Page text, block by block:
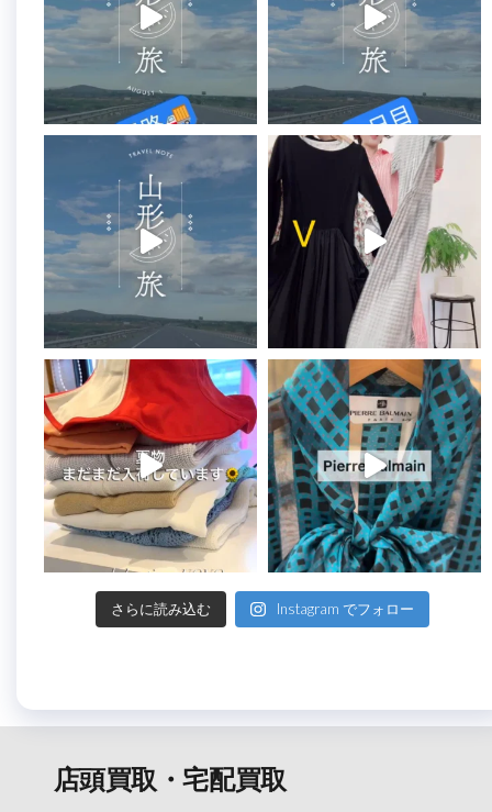
さらに読み込む Instagram でフォロー
店頭買取・宅配買取